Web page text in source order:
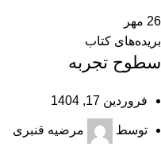
26 مهر
بریده‌های کتاب
سطوح تجربه
فروردین 17, 1404
توسط مرضیه قنبری